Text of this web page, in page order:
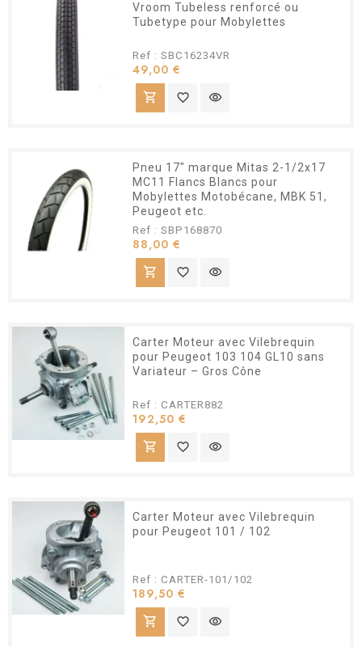
Vroom Tubeless renforcé ou
Tubetype pour Mobylettes
Ref : SBC16234VR
49,00 €
shopping_cart favorite_border visibility
Pneu 17" marque Mitas 2-1/2x17
MC11 Flancs Blancs pour
Mobylettes Motobécane, MBK 51,
Peugeot etc.
Ref : SBP168870
88,00 €
shopping_cart favorite_border visibility
Carter Moteur avec Vilebrequin
pour Peugeot 103 104 GL10 sans
Variateur – Gros Cône
Ref : CARTER882
192,50 €
shopping_cart favorite_border visibility
Carter Moteur avec Vilebrequin
pour Peugeot 101 / 102
Ref : CARTER-101/102
189,50 €
shopping_cart favorite_border visibility